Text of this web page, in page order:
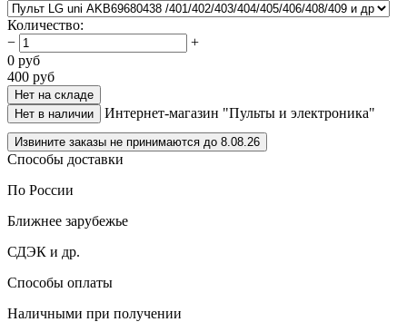
Количество:
−
+
0 руб
400 руб
Нет на складе
Нет в наличии
Интернет-магазин "Пульты и электроника"
Извините заказы не принимаются до 8.08.26
Способы доставки
По России
Ближнее зарубежье
СДЭК и др.
Способы оплаты
Наличными при получении